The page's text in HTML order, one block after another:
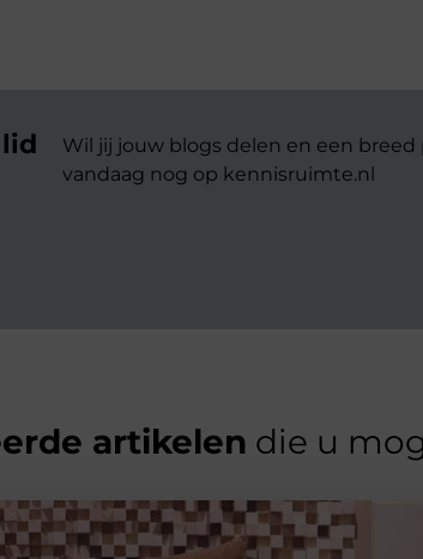
Wil jij jouw blogs delen en een
vandaag nog op kennisruimte.nl
artikelen die u